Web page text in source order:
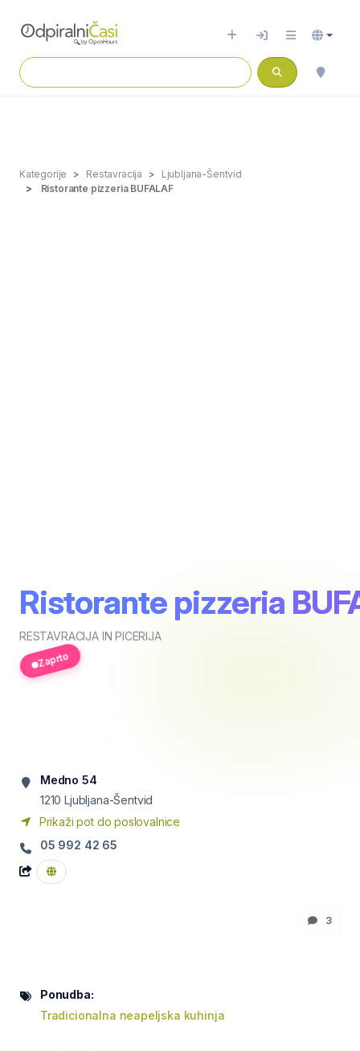
Kategorije Restavracija
Ljubljana-Šentvid
Ristorante pizzeria BUFALAF
Ristorante pizzeria
RESTAVRACIJA IN PICERIJA
Zaprto
Medno 54
1210 Ljubljana-Šentvid
Prikaži pot do poslovalnice
05 992 42 65
3
Ponudba:
Tradicionalna neapeljska kuhinja